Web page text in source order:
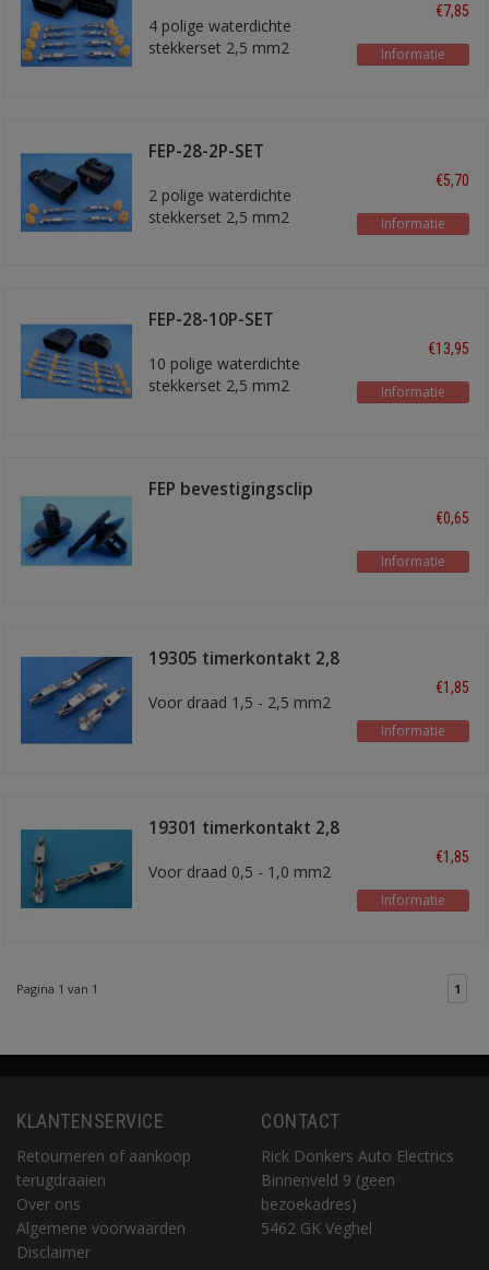
4 polige waterdichte
stekkerset 2,5 mm2
€7,85
Informatie
FEP-28-2P-SET
2 polige waterdichte
stekkerset 2,5 mm2
€5,70
Informatie
FEP-28-10P-SET
10 polige waterdichte
stekkerset 2,5 mm2
€13,95
Informatie
FEP bevestigingsclip
€0,65
Informatie
19305 timerkontakt 2,8
Voor draad 1,5 - 2,5 mm2
€1,85
Informatie
19301 timerkontakt 2,8
Voor draad 0,5 - 1,0 mm2
€1,85
Informatie
Pagina 1 van 1 1
KLANTENSERVICE
Retourneren of aankoop
terugdraaien
Over ons
Algemene voorwaarden
Disclaimer
CONTACT
Rick Donkers Auto Electrics
Binnenveld 9 (geen
bezoekadres)
5462 GK Veghel